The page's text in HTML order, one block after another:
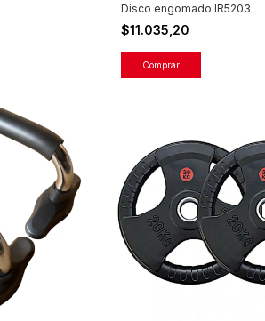
Disco engomado IR5203
$11.035,20
Comprar